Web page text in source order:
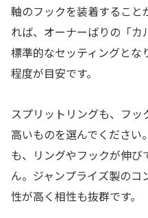
軸のフックを装着すること
れば、オーナーばりの「
標準的なセッティングとな
程度が目安です。
スプリットリングも、フ
高いものを選んでください
も、リングやフックが伸び
ん。ジャンプライズ製の
性が高く相性も抜群です。